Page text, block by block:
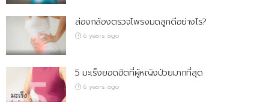
ส่องกล้องตรวจโพรงมดลูกดีอย่างไร?
6 years ago
5 มะเร็งยอดฮิตที่ผู้หญิงป่วยมากที่สุด
6 years ago